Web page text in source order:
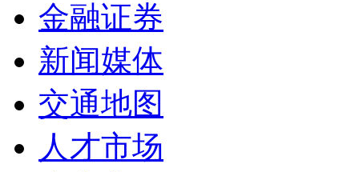
金融证券
新闻媒体
交通地图
人才市场